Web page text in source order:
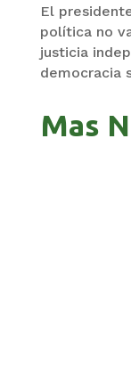
El
política no
justicia
democracia
Mas